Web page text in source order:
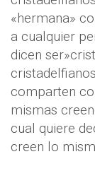
«hermana»
a cualquier
dicen
comparten
mismas
cual quiere
creen lo